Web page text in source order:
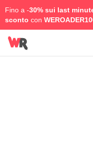
Fino a -30% sui last
sconto con